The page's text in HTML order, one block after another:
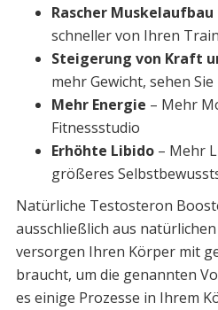
Rascher Muskelaufbau
schneller von Ihren
Steigerung von Kraft
mehr Gewicht, sehen
Mehr Energie – Mehr
Fitnessstudio
Erhöhte Libido– Mehr
größeres
Natürliche Testosteron
ausschließlich aus
versorgen Ihren Körper mit
braucht, um die genannten
es einige Prozesse in Ihrem